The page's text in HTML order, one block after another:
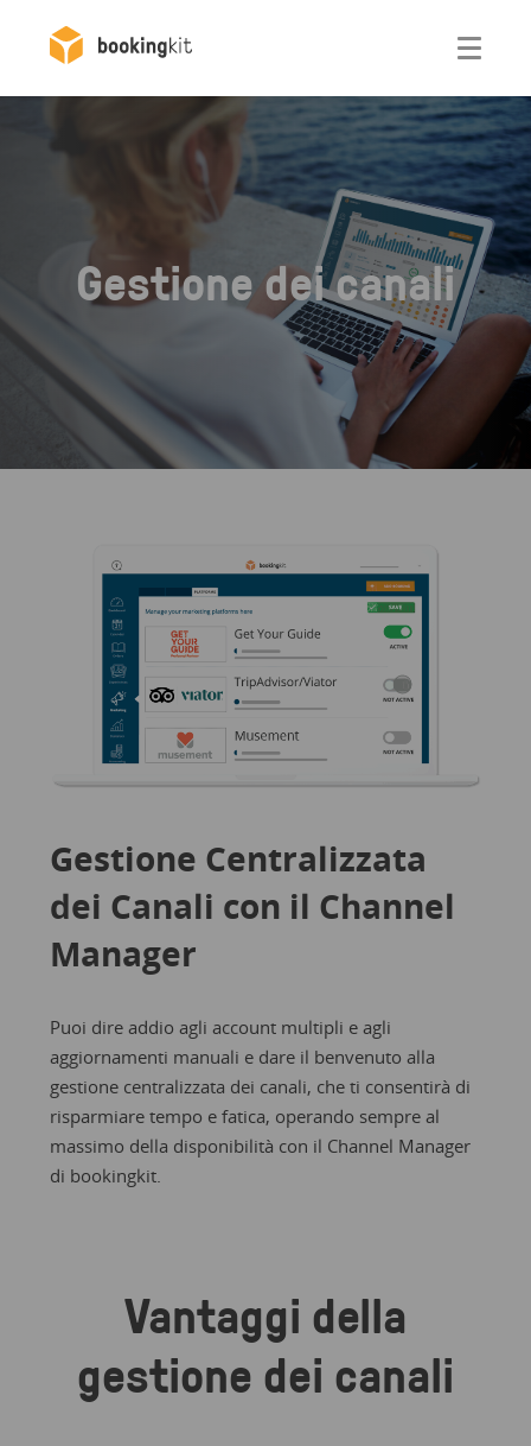
Gestione dei canali
Gestione Centralizzata
dei Canali con il Channel
Manager
Puoi dire addio agli account multipli e agli
aggiornamenti manuali e dare il benvenuto alla
gestione centralizzata dei canali, che ti consentirà di
risparmiare tempo e fatica, operando sempre al
massimo della disponibilità con il Channel Manager
di bookingkit.
Vantaggi della
gestione dei canali